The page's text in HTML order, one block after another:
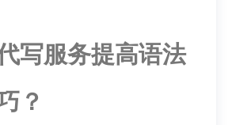
写服务提高语法
？